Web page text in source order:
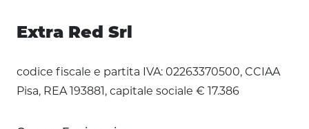
Extra Red Srl
codice fiscale e partita IVA: 02263370500, CCIAA
Pisa, REA 193881, capitale sociale € 17.386